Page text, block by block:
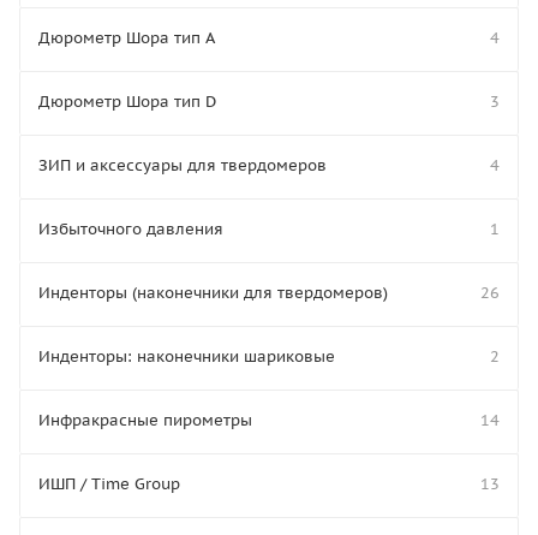
Дюрометр Шора тип A 4
Дюрометр Шора тип D 3
ЗИП и аксессуары для твердомеров 4
Избыточного давления 1
Инденторы (наконечники для твердомеров) 26
Инденторы: наконечники шариковые 2
Инфракрасные пирометры 14
ИШП / Time Group 13